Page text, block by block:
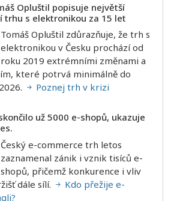
Opluštil popisuje největší
trhu s elektronikou za 15 let
Tomáš Opluštil zdůrazňuje, že trh s
elektronikou v Česku prochází od
roku 2019 extrémními změnami a
které potrvá minimálně do
Poznej trh v krizi
už 5000 e-shopů, ukazuje
Český e-commerce trh letos
zaznamenal zánik i vznik tisíců e-
shopů, přičemž konkurence i vliv
dále sílí.
Kdo přežije e-